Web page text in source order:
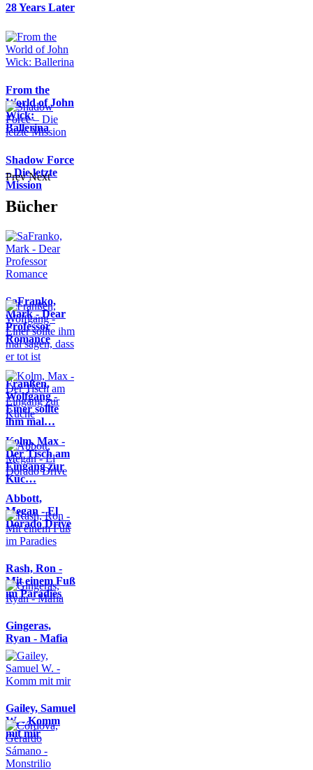
28 Years Later
From the
World of John
Wick:
Ballerina
Shadow Force
– Die letzte
Mission
Prev Next
Bücher
SaFranko,
Mark - Dear
Professor
Romance
Franßen,
Wolfgang -
Einer sollte
ihm mal…
Kolm, Max -
Der Tisch am
Eingang zur
Küc…
Abbott,
Megan - El
Dorado Drive
Rash, Ron -
Mit einem Fuß
im Paradies
Gingeras,
Ryan - Mafia
Gailey, Samuel
W. - Komm
mit mir